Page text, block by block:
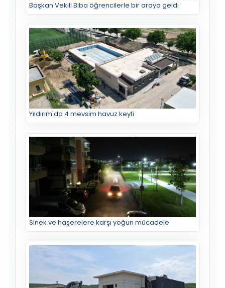
Başkan Vekili Biba öğrencilerle bir araya geldi
Yıldırım'da 4 mevsim havuz keyfi
Sinek ve haşerelere karşı yoğun mücadele